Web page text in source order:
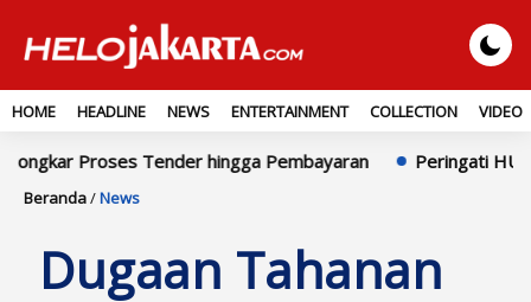
HOME HEADLINE NEWS ENTERTAINMENT COLLECTION VIDEO
Tender hingga Pembayaran Peringati HUT ke-25
Beranda/News
Dugaan Tahanan